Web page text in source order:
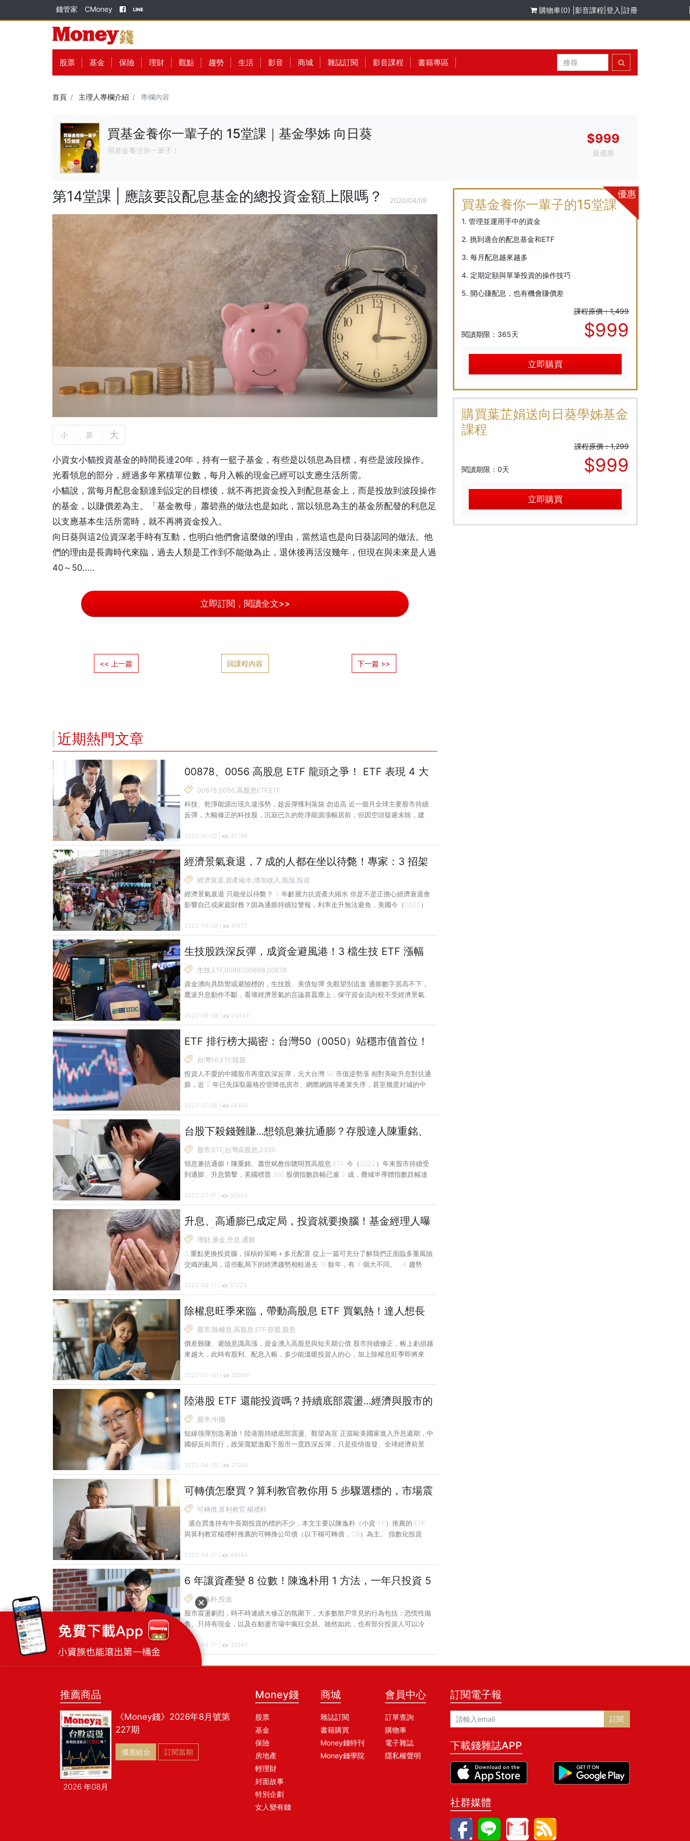
錢管家 CMoney 購物車(0) 影音課程 登入 註冊
股票 基金 保險 理財 觀點 趨勢 生活 影音 商城 雜誌訂閱 影音課程 書籍專區
首頁 主理人專欄介紹 專欄內容
買基金養你一輩子的 15堂課｜基金學姊 向日葵
用基金養活你一輩子！
$999
最優惠
第14堂課 | 應該要設配息基金的總投資金額上限嗎？ 2020/04/09
小 原 大
小資女小貓投資基金的時間長達20年，持有一籃子基金，有些是以領息為目標，有些是波段操作。
光看領息的部分，經過多年累積單位數，每月入帳的現金已經可以支應生活所需。
小貓說，當每月配息金額達到設定的目標後，就不再把資金投入到配息基金上，而是投放到波段操作
的基金，以賺價差為主。「基金教母」蕭碧燕的做法也是如此，當以領息為主的基金所配發的利息足
以支應基本生活所需時，就不再將資金投入。
向日葵與這2位資深老手時有互動，也明白他們會這麼做的理由，當然這也是向日葵認同的做法。他
們的理由是長壽時代來臨，過去人類是工作到不能做為止，退休後再活沒幾年，但現在與未來是人過
40～50.....
立即訂閱，閱讀全文>>
<< 上一篇 回課程內容 下一篇 >>
買基金養你一輩子的15堂課
優惠
1. 管理並運用手中的資金
2. 挑到適合的配息基金和ETF
3. 每月配息越來越多
4. 定期定額與單筆投資的操作技巧
5. 開心賺配息，也有機會賺價差
閱讀期限：365天
課程原價：1,499
$999
立即購買
購買葉芷娟送向日葵學姊基金
課程
閱讀期限：0天
課程原價：1,299
$999
立即購買
近期熱門文章
00878、0056 高股息 ETF 龍頭之爭！ ETF 表現 4 大
重點，專家教你賺進波段行情！
00878,0056,高股息ETF,ETF
科技、乾淨能源出現久違漲勢，趁反彈獲利落袋 勿追高 近一個月全球主要股市持續
反彈，大幅修正的科技股，沉寂已久的乾淨能源漲幅居前，但因空頭疑慮未除，建議
重點。首先，台股 ETF 市值爭霸戰持續受關注，國泰永續高股息（00878）市值已衝
上第 3 名，其與元大高股息（0056）各有支持者，經常引發論戰，可預期兩者的高股
息 ETF 龍頭之爭，將持續受市場關注。 其次，標普 500 股價指數、那斯達克指數等
在通膨降溫與企業財報並未如預期悲觀的加持下，持續跌深反彈，相關的個股、ETF
最高漲幅有
2022-10-03 | 32786
經濟景氣衰退，7 成的人都在坐以待斃！專家：3 招架
好防護網，資產縮水也能安心度過！
經濟衰退,資產縮水,增加收入,風險,投資
經濟景氣衰退 只能坐以待斃？ 3 年齡層力抗資產大縮水 你是不是正擔心經濟衰退會
影響自己或家庭財務？因為通膨持續拉警報，利率走升無法避免，美國今（2022）年
好準備。 若平日你已擬定因應策略，例如調整日常的收支習慣與投資理財做法，當經
濟景氣衰退時，你將比沒有準備者更能保護自己或家庭的日常生活不受嚴重影響，甚
至避開資產大幅縮水的情況。 那麼該如何擬定因應策略？建議參考下列 3 個年齡層
的目標與原則。 35 歲以下 撐住資產 這個年齡層的優點是有很長的時間來實現各種理
財目標並大幅降
2022-09-29 | 31877
生技股跌深反彈，成資金避風港！3 檔生技 ETF 漲幅
達 15%，小資族趁機搶買好嗎？
生技,ETF,00897,00898,00678
資金湧向具防禦或避險標的，生技股、美債短彈 先觀望別追進 通膨數字居高不下，
鷹派升息動作不斷，看壞經濟景氣的言論甚囂塵上，保守資金流向較不受經濟景氣影
ETF 與美債 ETF 是近一個月漲幅領先族群，但是漲幅仍不足以彌補先前大波段的跌
幅。 以美國 NBI 指數為例，在近 1 年的修正走勢後，終於在 6 月中至 7 月初出現一
波反彈走勢，反彈幅度近 2 成，AMEX 生技指數的表現也差不多，只是隨後生技指數
的反彈力道減弱。觀察此波生技股反彈，主要原因為跌深、併購題材激勵與資金的避
風港。以此來看，與其認
2022-08-08 | 24443
ETF 排行榜大揭密：台灣50（0050）站穩市值首位！
而中國一甩封城陰霾，陸股 ETF 再度跌深反彈！
台灣50,ETF,陸股
投資人不愛的中國股市再度跌深反彈，元大台灣 50 市值逆勢漲 相對美歐升息對抗通
膨，近 2 年已先採取嚴格控管降低房市、網際網路等產業失序，甚至幾度封城的中
一個月 ETF 市值排名沒有變動，但只有元大台灣 50（0050）市值增加逾 400 億元，
前 2 個月均增加百億元的國泰永續高股息（00878）仍有近 70 億元的增長。元大投
信表示，台股持續修正下，已經看到逢低買進的資金持續流入。至於漲幅排名前 5
大，除能源槓桿型 ETF 外，其他皆是新入榜者，並由中國股市占據多數席位。 中國
股市中
2022-07-06 | 26496
台股下殺錢難賺...想領息兼抗通膨？存股達人陳重銘、
蕭世斌教你聰明買高股息 ETF！
股市,ETF,台灣高股息,2330
領息兼抗通膨！陳重銘、蕭世斌教你聰明買高股息 ETF 今（2022）年來股市持續受
到通膨、升息襲擊，美國標普 500 股價指數跌幅已逾 2 成，費城半導體指數跌幅達 3
投資人紛紛哀嘆錢難賺。正當股市跌跌不休時，台股已邁入除權息旺季，高達 2.35
兆的股息吸引投資人目光，只要比台股現金股利殖利率 4.37% 高的標的，都成為投資
人追逐的熱門標的，而其中就包含8檔台股高股息 ETF。 有投資人認為可以投資這 8
檔台股高股息 ETF 來「領息兼抗通膨」。對於這樣的想法，知名財經
2022-07-01 | 32950
升息、高通膨已成定局，投資就要換腦！基金經理人曝
３大重點，幫你熊市中明哲保身！
理財,基金,升息,通膨
3 重點更換投資腦，採槓鈴策略＋多元配置 從上一篇可充分了解我們正面臨多重風險
交織的亂局，這些亂局下的經濟趨勢相較過去 10 餘年，有 4 個大不同。 4 趨勢 高
成此波通貨膨脹（以下簡稱通膨）的原因很多，可追溯至 2020 年 3 月疫情爆發至
今，包括供應鏈斷鏈引發供給端驅動通膨，在家工作型態與超寬鬆貨幣政策刺激景氣
復甦等，引動美國房市價格、勞工薪資、租金的走揚。 今（2022）年以來則有俄烏
戰爭、中國再度封城等進一步加速推升通膨。安聯四季成長組合基金經理人莊凱倫提
醒
2022-06-17 | 37224
除權息旺季來臨，帶動高股息 ETF 買氣熱！達人想長
期存股，現金股息殖利率至少 X% 才划算！
股市,除權息,高股息,ETF,存股,股息
價差難賺、避險意識高漲，資金湧入高股息與短天期公債 股市持續修正，帳上虧損越
來越大，此時有股利、配息入帳，多少能溫暖投資人的心，加上除權息旺季即將來
低，投資人的虧損持續擴大，正當投資人哀號價差難賺時，今（2022）年台股上市櫃
企業預估配發股息逾 2.35 兆元讓投資人心情陰轉晴，再加上現金股息殖利率因股價
大跌，逾 6%、逾 8% 等議題不斷被提起，5 月 18 日除息的國泰永續高股息
（00878）吸引投資人爭相買進。 因此，本月國泰永續高股息的市值在 Top5 中較上
個月再上升一名，不僅是唯一淨
2022-05-30 | 28990
陸港股 ETF 還能投資嗎？持續底部震盪...經濟與股市的
春天何時來臨？
股市,中國
短線強彈別急著搶！陸港股持續底部震盪、觀望為宜 正當歐美國家進入升息週期，中
國卻反向而行，政策寬鬆激勵下股市一度跌深反彈，只是疫情復發、全球經濟前景不
股市、美國那斯達克指數、生技股指數分別有個位數到逾 10% 的表現。 上期〈ETF
筆記〉中，中國與香港股市的反向 ETF 漲幅都在 2 位數，占漲幅前 5 大，可見股市
下跌之慘烈，隨後因中國貨幣、財政以及房地產政策放鬆激勵，上演跌深反彈行情，
近一個月港股、中國股市的正向 2 倍槓桿漲幅逾 2 成，只是近期中國疫情再度爆
發，各處封城又遏制了漲勢。中國
2022-04-29 | 21048
可轉債怎麼買？算利教官教你用 5 步驟選標的，市場震
盪也不怕！
可轉債,算利教官,楊禮軒
適合買進持有中長期投資的標的不少，本文主要以陳逸朴（小資 YP）推薦的 ETF
與算利教官楊禮軒推薦的可轉換公司債（以下稱可轉債，CB）為主。 指數化投資 陳
全世界股票 ETF（Vanguard Total World Stock ETF，VT）以及 Vanguard 全世界債券
ETF（Vanguard Total World Bond ETF，BNDW）兩檔組成 8：2 的配置投資組合，
這 6 年來年化報酬率約 10%。 由於陳逸朴投資的是全世界企業
2022-04-21 | 44544
6 年讓資產變 8 位數！陳逸朴用 1 方法，一年只投資 5
分鐘不看盤、不選股，每月還有 3 萬被動收入
陳逸朴,投資
股市震盪劇烈，時不時連續大修正的氛圍下，大多數散戶常見的行為包括：恐慌性拋
售、只持有現金，以及在動盪市場中瘋狂交易。雖然如此，也有部分投資人可以冷靜
地執行逢低加碼，例如基金教母蕭碧燕、知名財經作家算利教官楊禮軒；但也有部分
投資人以不變應萬變，不建議逢低加碼，例如知名財經作家陳逸朴（小資YP），至於
專業法人的做法則又是另一種。 先來看專業法人的做法。元大 2001 基金研究團隊依
據情況採不同操作，以 2018 年中美貿易戰、2020 年新冠疫情與今（2022）年通膨
結束，但根據過往經驗，地緣政治對股市
2022-04-21 | 32242
推薦商品
2026 年08月
《Money錢》2026年8月號第
227期
優惠組合 訂閱當期
Money錢
股票
基金
保險
房地產
輕理財
封面故事
特別企劃
女人變有錢
商城
雜誌訂閱
書籍購買
Money錢特刊
Money錢學院
會員中心
訂單查詢
購物車
電子雜誌
隱私權聲明
訂閱電子報
訂閱
下載錢雜誌APP
社群媒體